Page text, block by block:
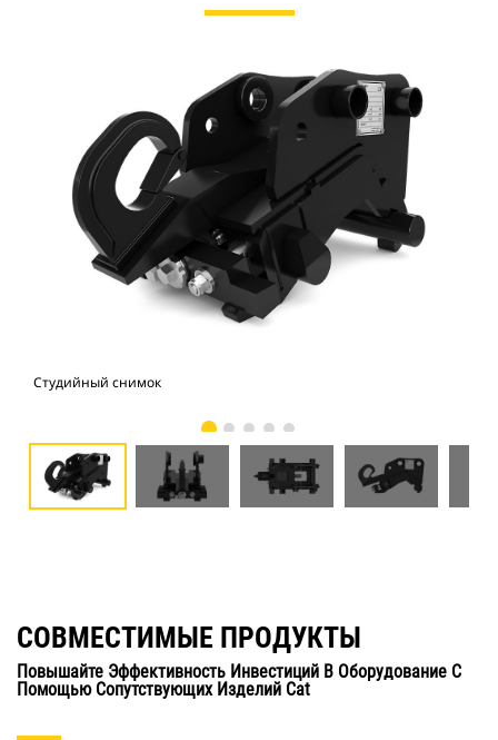
Студийный снимок
СОВМЕСТИМЫЕ ПРОДУКТЫ
Повышайте Эффективность Инвестиций В Оборудование С
Помощью Сопутствующих Изделий Cat